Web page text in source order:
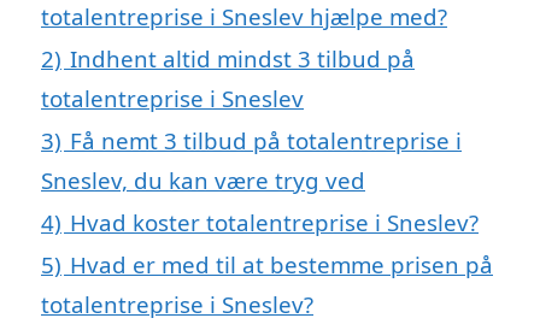
totalentreprise i Sneslev hjælpe med?
2) Indhent altid mindst 3 tilbud på
totalentreprise i Sneslev
3) Få nemt 3 tilbud på totalentreprise i
Sneslev, du kan være tryg ved
4) Hvad koster totalentreprise i Sneslev?
5) Hvad er med til at bestemme prisen på
totalentreprise i Sneslev?